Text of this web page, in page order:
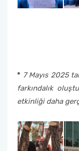
* 7 Mayıs 2025
farkındalık
etkinliği daha